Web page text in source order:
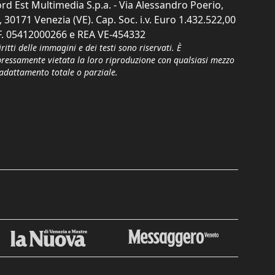
Est Multimedia S.p.a. - Via Alessandro Poerio,
30171 Venezia (VE). Cap. Soc. i.v. Euro 1.432.522,00
05412000266 e REA VE-454332
delle immagini e dei testi sono riservati. È
vietata la loro riproduzione con qualsiasi mezzo
totale o parziale.